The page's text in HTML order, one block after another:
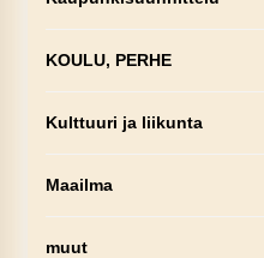
KOULU, PERHE
Kulttuuri ja liikunta
Maailma
muut